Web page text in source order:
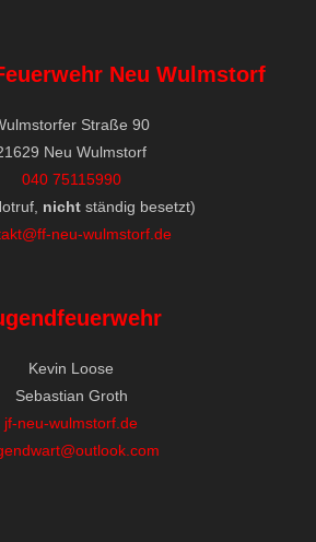
Neu Wulmstorf
Straße 90
Neu Wulmstorf
040 75115990
nicht ständig besetzt)
neu-wulmstorf.de
Kevin Loose
Sebastian Groth
jf-neu-wulmstorf.de